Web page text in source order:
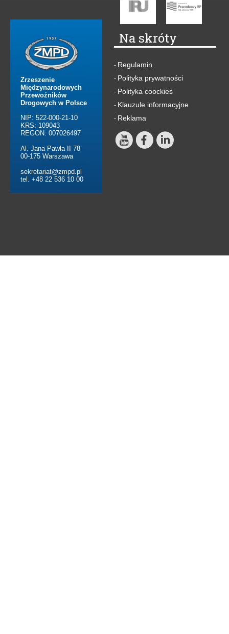
Zrzeszenie
Międzynarodowych
Przewoźników
Drogowych w Polsce
NIP: 522-000-21-10
KRS: 109043
REGON: 007026497
Al. Jana Pawła II 78
00-175 Warszawa
sekretariat@zmpd.pl
tel. +48 22 536 10 00
Na skróty
- Regulamin
- Polityka prywatności
- Polityka coockies
- Klauzule informacyjne
- Reklama